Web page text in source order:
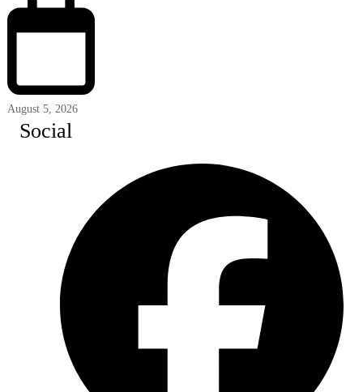
August 5, 2026
Social